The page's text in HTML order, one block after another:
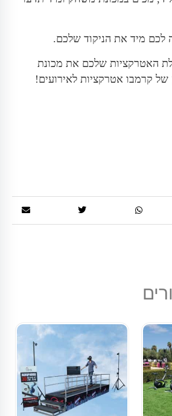
לכם מיד את הניקוד שלכם.
האטרקציות שלכם את מכונת
קרמבו אטרקציות לאירועים!